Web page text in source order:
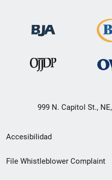
999 N. Capitol St.,
Menú
de
Accesibilidad
File Whistleblower Complaint